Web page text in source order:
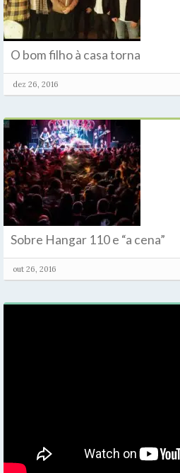
O bom filho à casa torna
dez 26, 2016
Sobre Hangar 110 e “a cena”
out 26, 2016